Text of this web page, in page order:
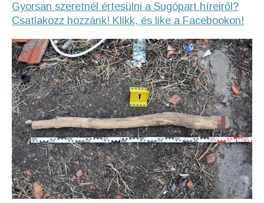
Gyorsan szeretnél értesülni a Sugópart híreiről?
Csatlakozz hozzánk! Klikk, és like a Facebookon!